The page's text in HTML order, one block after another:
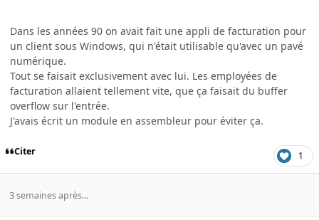
Dans les années 90 on avait fait une appli de facturation pour
un client sous Windows, qui n'était utilisable qu'avec un pavé
numérique.
Tout se faisait exclusivement avec lui. Les employées de
facturation allaient tellement vite, que ça faisait du buffer
overflow sur l'entrée.
J'avais écrit un module en assembleur pour éviter ça.
Citer 1
3 semaines après...